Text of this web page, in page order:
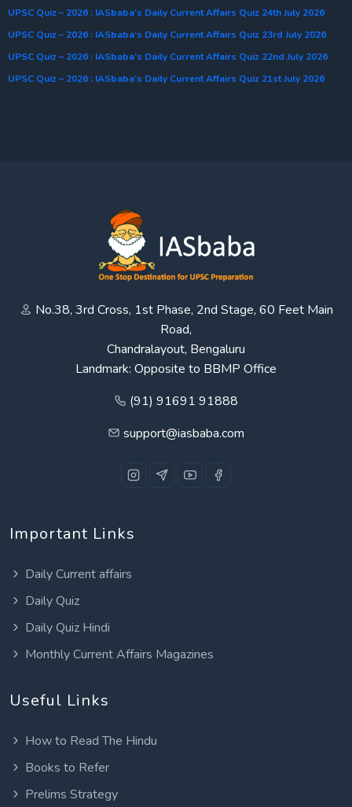
UPSC Quiz – 2026 : IASbaba’s Daily Current Affairs Quiz 24th July 2026
UPSC Quiz – 2026 : IASbaba’s Daily Current Affairs Quiz 23rd July 2026
UPSC Quiz – 2026 : IASbaba’s Daily Current Affairs Quiz 22nd July 2026
UPSC Quiz – 2026 : IASbaba’s Daily Current Affairs Quiz 21st July 2026
No.38, 3rd Cross, 1st Phase, 2nd Stage, 60 Feet Main
Road,
Chandralayout, Bengaluru
Landmark: Opposite to BBMP Office
(91) 91691 91888
support@iasbaba.com
Important Links
Daily Current affairs
Daily Quiz
Daily Quiz Hindi
Monthly Current Affairs Magazines
Useful Links
How to Read The Hindu
Books to Refer
Prelims Strategy